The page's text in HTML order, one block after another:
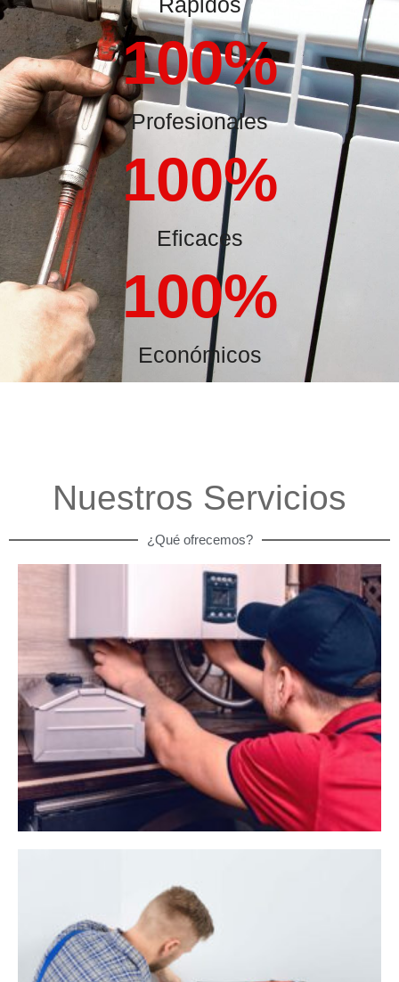
Profesionales
100%
Eficaces
100%
Económicos
100%
Nuestros Servicios
¿Qué ofrecemos?